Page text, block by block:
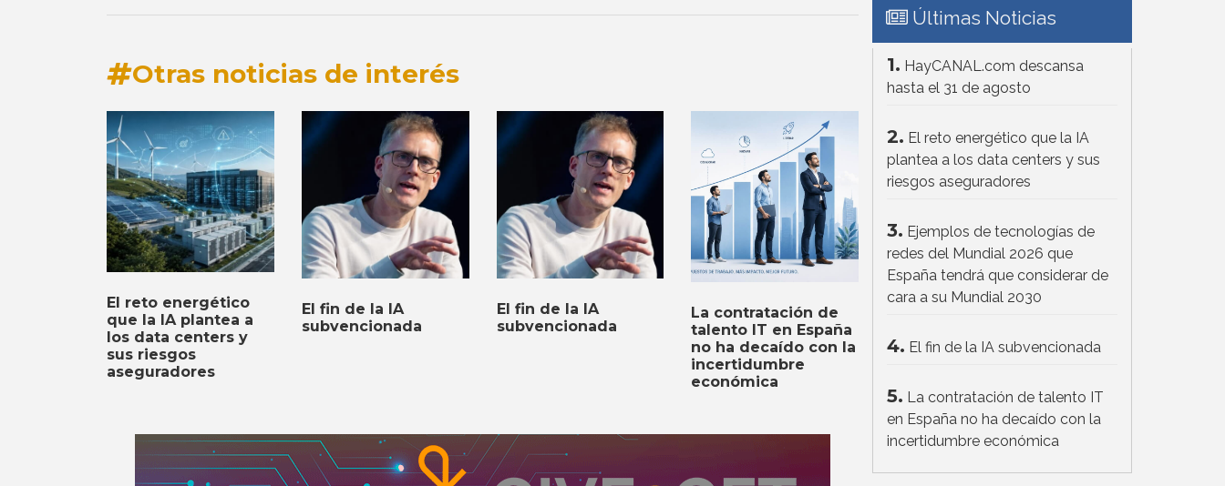
Otras noticias de interés
El reto energético
que la IA plantea a
los data centers y
sus riesgos
aseguradores
El fin de la IA
subvencionada
El fin de la IA
subvencionada
La contratación de
talento IT en España
no ha decaído con la
incertidumbre
económica
Últimas Noticias
1. HayCANAL.com descansa
hasta el 31 de agosto
2. El reto energético que la IA
plantea a los data centers y sus
riesgos aseguradores
3. Ejemplos de tecnologías de
redes del Mundial 2026 que
España tendrá que considerar de
cara a su Mundial 2030
4. El fin de la IA subvencionada
5. La contratación de talento IT
en España no ha decaído con la
incertidumbre económica